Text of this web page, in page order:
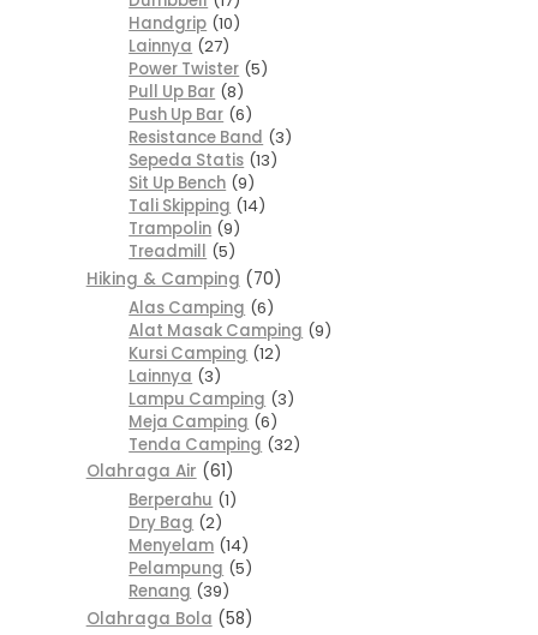
Handgrip 10
Lainnya 27
Power Twister 5
Pull Up Bar 8
Push Up Bar 6
Resistance Band 3
Sepeda Statis 13
Sit Up Bench 9
Tali Skipping 14
Trampolin 9
Treadmill 5
Hiking & Camping
70
Alas Camping 6
Alat Masak Camping 9
Kursi Camping 12
Lainnya 3
Lampu Camping 3
Meja Camping 6
Tenda Camping 32
Olahraga Air
61
Berperahu 1
Dry Bag 2
Menyelam 14
Pelampung 5
Renang 39
Olahraga Bola
58